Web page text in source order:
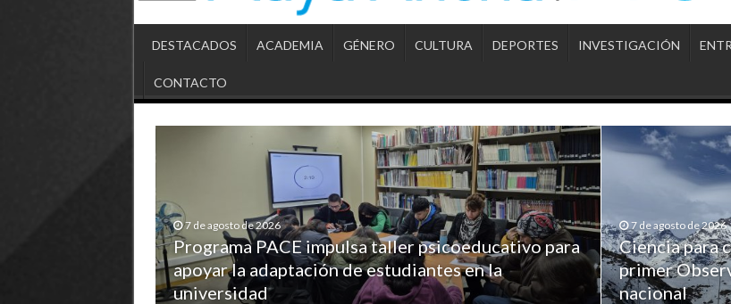
DESTACADOS ACADEMIA GÉNERO CULTURA DEPORTES INVESTIGACIÓN
CONTACTO
7 de agosto de 2026
Programa PACE impulsa taller psicoeducativo para
apoyar la adaptación de estudiantes en la
universidad
7 de agosto de 2026
Ciencia para
primer
nacional